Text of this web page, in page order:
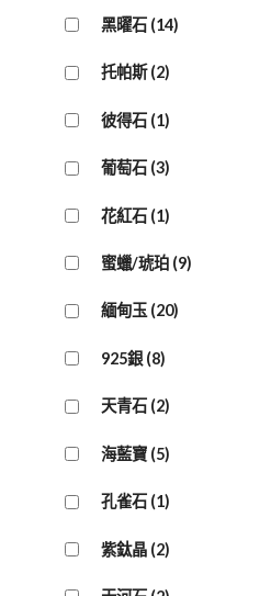
黑曜石 (14)
托帕斯 (2)
彼得石 (1)
葡萄石 (3)
花紅石 (1)
蜜蠟/琥珀 (9)
緬甸玉 (20)
925銀 (8)
天青石 (2)
海藍寶 (5)
孔雀石 (1)
紫鈦晶 (2)